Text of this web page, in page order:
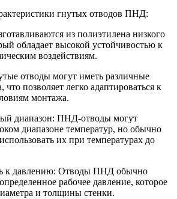
гнутых отводов ПНД:
из полиэтилена низкого
обладает высокой устойчивостью к
воздействиям.
отводы могут иметь различные
что позволяет легко адаптироваться к
монтажа.
диапазон: ПНД-отводы могут
диапазоне температур, но обычно
их при температурах до
к давлению: Отводы ПНД обычно
рабочее давление, которое
и толщины стенки.